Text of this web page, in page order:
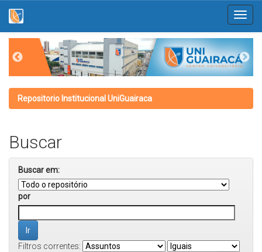
navigation
Repositorio Institucional UniGuairaca
Buscar
Buscar em:
por
Filtros correntes: